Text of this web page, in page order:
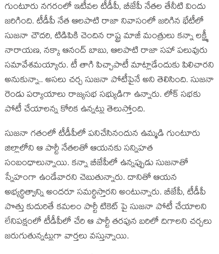
గుంటూరు నగరంలో ఇటీవల టీడీపీ, బీజేపీ నేతల తేనీటి విందు
జరిగింది. టీడీపీ నేత ఆలపాటి రాజా నివాసంలో జరిగిన భేటీలో
సుజనా చౌదరి, టిడిపికి చెందిన రాష్ట్ర మాజీ మంత్రులు కన్నా లక్ష్మీ
నారాయణ, నక్కా ఆనంద్ బాబు, ఆలపాటి రాజా సహా పలువురు
సమావేశమయ్యారు. టీ తాగి పిచ్చాపాటీ మాట్లాడేందుకు పిలిచారని
అనుకున్నా.. అసలు చర్చ సుజనా పోటీపైనే అని తెలిసింది. సుజనా
రెండు పర్యాయాలు రాజ్యసభ సభ్యుడిగా ఉన్నారు. లోక్ సభకు
పోటీ చేయాలన్న కోరిక ఉన్నట్లు తెలుస్తోంది.
సుజనా గతంలో టీడీపీలో పనిచేసినందున ఉమ్మడి గుంటూరు
జిల్లాలోని ఆ పార్టీ నేతలతో ఆయనకు సన్నిహత
సంబంధాలున్నాయి. కన్నా బీజేపీలో ఉన్నప్పుడు సుజనాతో
స్నేహంగా ఉండేవారని చెబుతున్నారు. దానితో ఆయన
అభ్యర్థిత్వాన్ని అందరూ సమర్థిస్తారని అంటున్నారు. బీజేపీ, టీడీపీ
పొత్తు కుదురితే కమలం పార్టీ టికెట్ పై సుజనా పోటీ చేయాలని
లేనిపక్షంలో టీడీపీలో చేరి ఆ పార్టీ తరపున బరిలో దిగాలని చర్చలు
జరుగుతున్నట్లుగా వార్తలు వస్తున్నాయి.